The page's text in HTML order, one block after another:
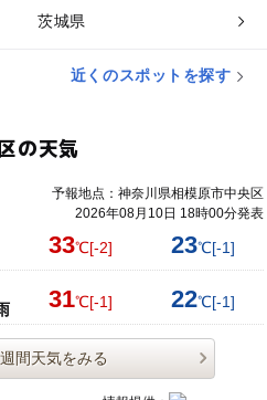
茨城県
近くのスポットを探す
の天気
予報地点：神奈川県相模原市中央区
2026年08月10日 18時00分発表
33℃[-2] 23℃[-1]
31℃[-1] 22℃[-1]
間天気をみる